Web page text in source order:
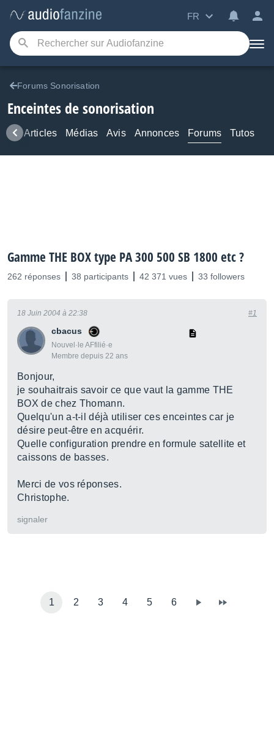
FR
Forums Sonorisation
Enceintes de sonorisation
Articles Médias Avis Annonces Forums Tutos
Gamme THE BOX type PA 300 500 SB 1800 etc ?
262 réponses 38 participants 42 371 vues 33 followers
cbacus
Nouvel·le AFfilié·e
Membre depuis 22 ans
18 Juin 2004 à 22:38 #1
Bonjour,
je souhaitrais savoir ce que vaut la gamme THE
BOX de chez Thomann.
Quelqu'un a-t-il déjà utiliser ces enceintes car je
désire peut-être en acquérir.
Quelle configuration prendre en formule satellite et
caissons de basses.
Merci de vos réponses.
Christophe.
signaler
1 2 3 4 5 6